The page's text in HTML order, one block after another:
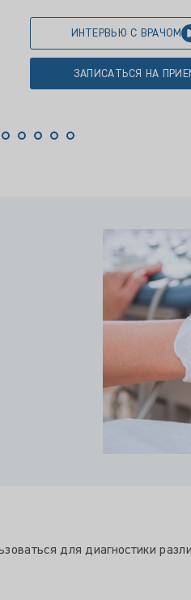
ИНТЕРВЬЮ С ВРАЧОМ
ЗАПИСАТЬСЯ НА
для диагностики